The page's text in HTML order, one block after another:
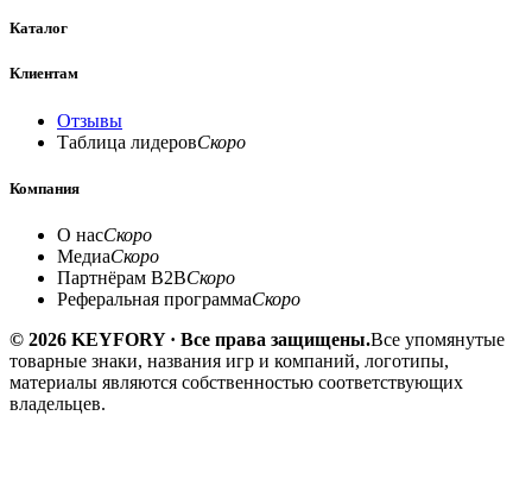
Каталог
Клиентам
Отзывы
Таблица лидеровСкоро
Компания
О насСкоро
МедиаСкоро
Партнёрам B2BСкоро
Реферальная программаСкоро
© 2026 KEYFORY · Все права защищены.Все упомянутые
товарные знаки, названия игр и компаний, логотипы,
материалы являются собственностью соответствующих
владельцев.